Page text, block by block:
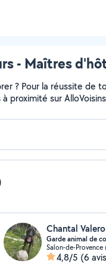
- Maîtres
? Pour la réussite
proximité sur
Chantal Valero
Garde animal de
4,8/5 (6